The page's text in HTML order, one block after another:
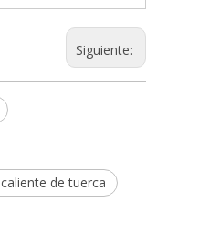
Siguiente:
de tuerca